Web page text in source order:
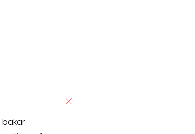
bakar